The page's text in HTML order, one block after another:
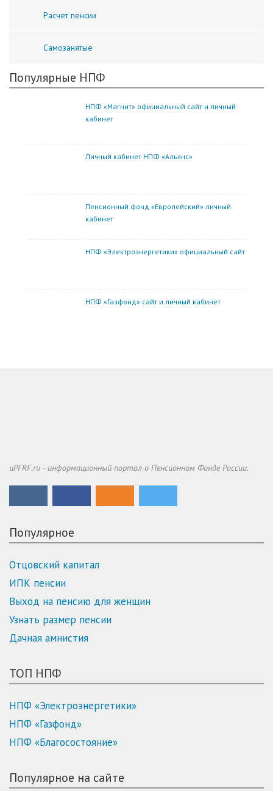
Расчет пенсии
Самозанятые
Популярные НПФ
НПФ «Магнит» официальный сайт и личный
кабинет
Личный кабинет НПФ «Альянс»
Пенсионный фонд «Европейский» личный
кабинет
НПФ «Электроэнергетики» официальный сайт
НПФ «Газфонд» сайт и личный кабинет
uPFRF.ru - информационный портал о Пенсионном Фонде России.
Популярное
Отцовский капитал
ИПК пенсии
Выход на пенсию для женщин
Узнать размер пенсии
Дачная амнистия
ТОП НПФ
НПФ «Электроэнергетики»
НПФ «Газфонд»
НПФ «Благосостояние»
Популярное на сайте